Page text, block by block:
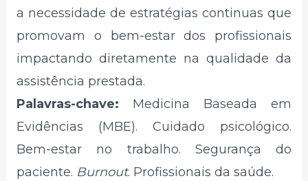
a necessidade de estratégias continuas que
promovam o bem-estar dos profissionais
impactando diretamente na qualidade da
assistência prestada.
Palavras-chave: Medicina Baseada em
Evidências (MBE). Cuidado psicológico.
Bem-estar no trabalho. Segurança do
paciente. Burnout. Profissionais da saúde.